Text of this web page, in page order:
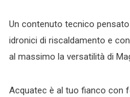
Un contenuto tecnico
idronici di riscaldamento e
al massimo la versatilità di
Acquatec è al tuo fianco con